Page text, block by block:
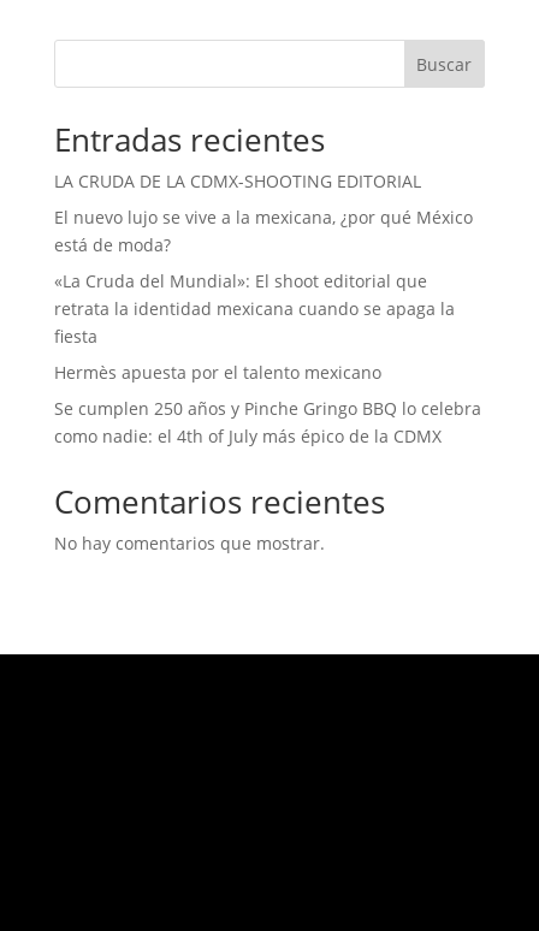
Buscar
Entradas recientes
LA CRUDA DE LA CDMX-SHOOTING EDITORIAL
El nuevo lujo se vive a la mexicana, ¿por qué México
está de moda?
«La Cruda del Mundial»: El shoot editorial que
retrata la identidad mexicana cuando se apaga la
fiesta
Hermès apuesta por el talento mexicano
Se cumplen 250 años y Pinche Gringo BBQ lo celebra
como nadie: el 4th of July más épico de la CDMX
Comentarios recientes
No hay comentarios que mostrar.